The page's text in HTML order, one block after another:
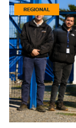
REGIONAL